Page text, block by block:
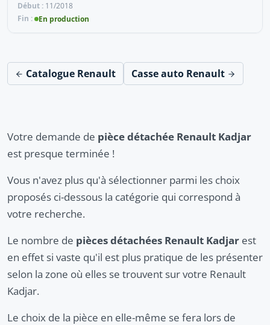
11/2018
En production
Catalogue Renault Casse auto Renault
Votre demande de pièce détachée Renault Kadjar
est presque terminée !
Vous n'avez plus qu'à sélectionner parmi les choix
proposés ci-dessous la catégorie qui correspond à
votre recherche.
Le nombre de pièces détachées Renault Kadjar est
en effet si vaste qu'il est plus pratique de les présenter
selon la zone où elles se trouvent sur votre Renault
Kadjar.
Le choix de la pièce en elle-même se fera lors de